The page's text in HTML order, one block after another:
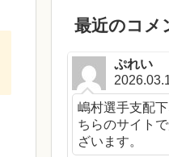
最近のコメ
ぷれい
嶋村選手支配
ちらのサイト
ざいます。